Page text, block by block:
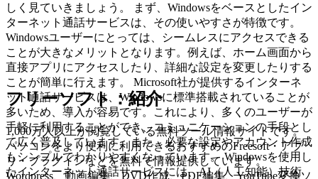
しく見ていきましょう。 まず、Windowsをベースとしたイン
ターネット通話サービスは、その使いやすさが特徴です。
Windowsユーザーにとっては、シームレスにアクセスできる
ことが大きなメリットとなります。例えば、ホーム画面から
直接アプリにアクセスしたり、詳細な設定を変更したりする
ことが簡単に行えます。 Microsoft社が提供するインターネ
ット通話サービスは、Windowsに標準搭載されていることが
多いため、導入が容易です。これにより、多くのユーザーが
手軽に利用することができ、コミュニケーションの手段とし
て広く普及しています。また、必要な設定やアカウント作成
もシンプルでわかりやすくなっています。 Windowsを使用し
たインターネット通話サービスには、AI（人工知能）技術
フリーソフト：紹介
1,000万人以上が閲覧している無料ツール情報サイトです。
パソコンをより便利に利用できるおすすめのFreesoft・アプ
リ・プラグインなどを無料で情報提供しています。
Wordpress、動画編集、DVD作成、PDF編集、YouTube変換ソ